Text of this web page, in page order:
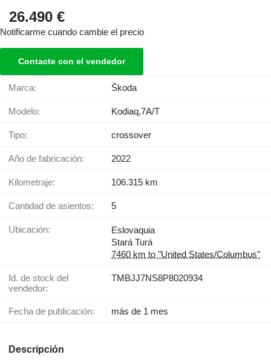
26.490 €
Notificarme cuando cambie el precio
Contacte con el vendedor
Marca: Škoda
Modelo: Kodiaq,7A/T
Tipo: crossover
Año de fabricación: 2022
Kilometraje: 106.315 km
Cantidad de asientos: 5
Ubicación:
Eslovaquia
Stará Turá
7460 km to "United States/Columbus"
Id. de stock del
vendedor:
TMBJJ7NS8P8020934
Fecha de publicación: más de 1 mes
Descripción